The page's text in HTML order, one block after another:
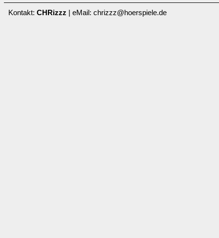
Kontakt: CHRizzz | eMail: chrizzz@hoerspiele.de